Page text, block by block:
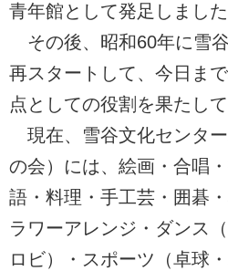
青年館として発足しました
その後、昭和60年に雪
再スタートして、今日ま
点としての役割を果たして
現在、雪谷文化センタ
の会）には、絵画・合唱
語・料理・手工芸・囲碁
ラワーアレンジ・ダンス
ロビ）・スポーツ（卓球